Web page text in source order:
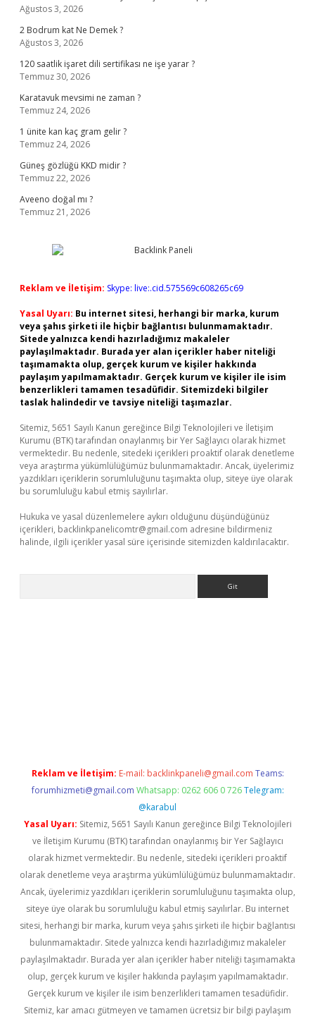
Ağustos 3, 2026
2 Bodrum kat Ne Demek ?
Ağustos 3, 2026
120 saatlik işaret dili sertifikası ne işe yarar ?
Temmuz 30, 2026
Karatavuk mevsimi ne zaman ?
Temmuz 24, 2026
1 ünite kan kaç gram gelir ?
Temmuz 24, 2026
Güneş gözlüğü KKD midir ?
Temmuz 22, 2026
Aveeno doğal mı ?
Temmuz 21, 2026
Reklam ve İletişim: Skype: live:.cid.575569c608265c69
Yasal Uyarı: Bu internet sitesi, herhangi bir marka, kurum
veya şahıs şirketi ile hiçbir bağlantısı bulunmamaktadır.
Sitede yalnızca kendi hazırladığımız makaleler
paylaşılmaktadır. Burada yer alan içerikler haber niteliği
taşımamakta olup, gerçek kurum ve kişiler hakkında
paylaşım yapılmamaktadır. Gerçek kurum ve kişiler ile isim
benzerlikleri tamamen tesadüfidir. Sitemizdeki bilgiler
taslak halindedir ve tavsiye niteliği taşımazlar.
Sitemiz, 5651 Sayılı Kanun gereğince Bilgi Teknolojileri ve İletişim
Kurumu (BTK) tarafından onaylanmış bir Yer Sağlayıcı olarak hizmet
vermektedir. Bu nedenle, sitedeki içerikleri proaktif olarak denetleme
veya araştırma yükümlülüğümüz bulunmamaktadır. Ancak, üyelerimiz
yazdıkları içeriklerin sorumluluğunu taşımakta olup, siteye üye olarak
bu sorumluluğu kabul etmiş sayılırlar.
Hukuka ve yasal düzenlemelere aykırı olduğunu düşündüğünüz
içerikleri, backlinkpanelicomtr@gmail.com adresine bildirmeniz
halinde, ilgili içerikler yasal süre içerisinde sitemizden kaldırılacaktır.
Reklam ve İletişim: E-mail: backlinkpaneli@gmail.com Teams:
forumhizmeti@gmail.com Whatsapp: 0262 606 0 726 Telegram:
@karabul
Yasal Uyarı: Sitemiz, 5651 Sayılı Kanun gereğince Bilgi Teknolojileri
ve İletişim Kurumu (BTK) tarafından onaylanmış bir Yer Sağlayıcı
olarak hizmet vermektedir. Bu nedenle, sitedeki içerikleri proaktif
olarak denetleme veya araştırma yükümlülüğümüz bulunmamaktadır.
Ancak, üyelerimiz yazdıkları içeriklerin sorumluluğunu taşımakta olup,
siteye üye olarak bu sorumluluğu kabul etmiş sayılırlar. Bu internet
sitesi, herhangi bir marka, kurum veya şahıs şirketi ile hiçbir bağlantısı
bulunmamaktadır. Sitede yalnızca kendi hazırladığımız makaleler
paylaşılmaktadır. Burada yer alan içerikler haber niteliği taşımamakta
olup, gerçek kurum ve kişiler hakkında paylaşım yapılmamaktadır.
Gerçek kurum ve kişiler ile isim benzerlikleri tamamen tesadüfidir.
Sitemiz, kar amacı gütmeyen ve tamamen ücretsiz bir bilgi paylaşım